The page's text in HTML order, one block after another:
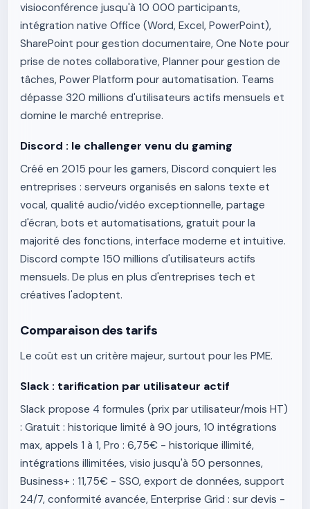
visioconférence jusqu'à 10 000 participants,
intégration native Office (Word, Excel, PowerPoint),
SharePoint pour gestion documentaire, One Note pour
prise de notes collaborative, Planner pour gestion de
tâches, Power Platform pour automatisation. Teams
dépasse 320 millions d'utilisateurs actifs mensuels et
domine le marché entreprise.
Discord : le challenger venu du gaming
Créé en 2015 pour les gamers, Discord conquiert les
entreprises : serveurs organisés en salons texte et
vocal, qualité audio/vidéo exceptionnelle, partage
d'écran, bots et automatisations, gratuit pour la
majorité des fonctions, interface moderne et intuitive.
Discord compte 150 millions d'utilisateurs actifs
mensuels. De plus en plus d'entreprises tech et
créatives l'adoptent.
Comparaison des tarifs
Le coût est un critère majeur, surtout pour les PME.
Slack : tarification par utilisateur actif
Slack propose 4 formules (prix par utilisateur/mois HT)
: Gratuit : historique limité à 90 jours, 10 intégrations
max, appels 1 à 1, Pro : 6,75€ - historique illimité,
intégrations illimitées, visio jusqu'à 50 personnes,
Business+ : 11,75€ - SSO, export de données, support
24/7, conformité avancée, Enterprise Grid : sur devis -